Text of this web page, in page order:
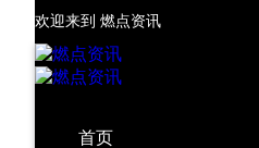
欢迎来到 燃点资讯
首页